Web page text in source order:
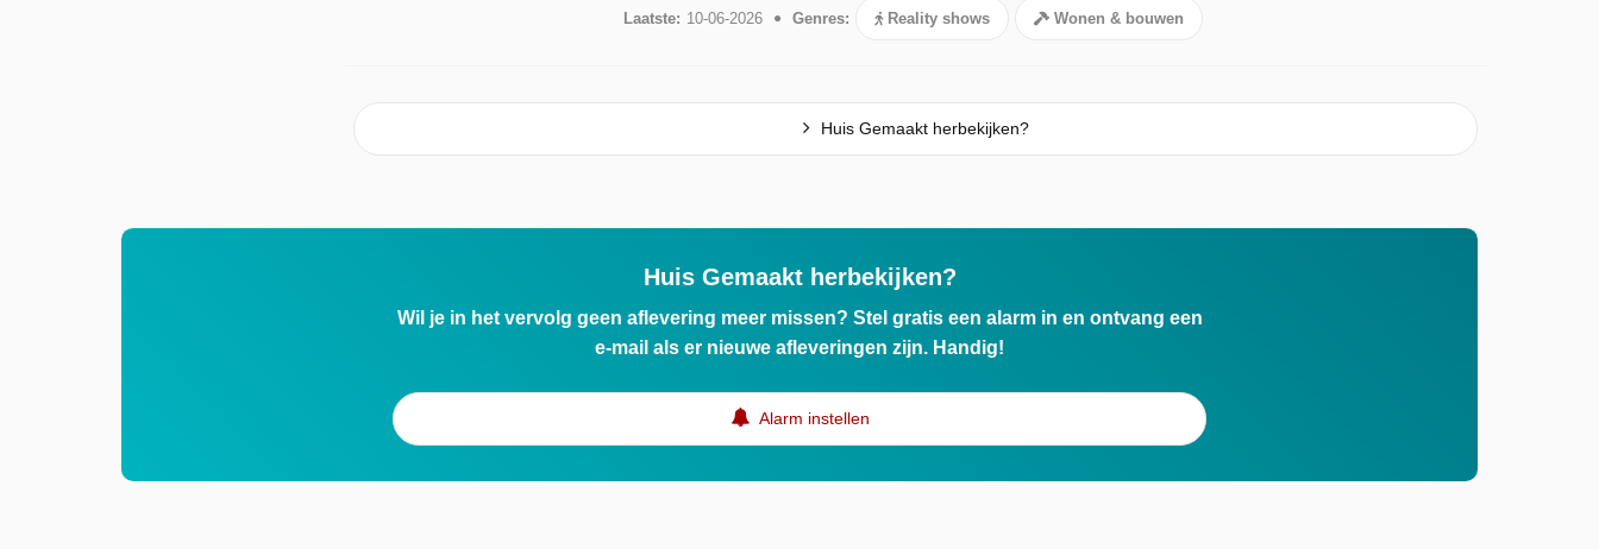
Laatste: 10-06-2026 Genres: Reality shows Wonen & bouwen
Huis Gemaakt herbekijken?
Huis Gemaakt herbekijken?
Wil je in het vervolg geen aflevering meer missen? Stel gratis een alarm in en ontvang een
e-mail als er nieuwe afleveringen zijn. Handig!
Alarm instellen